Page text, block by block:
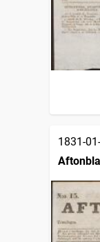
1831-